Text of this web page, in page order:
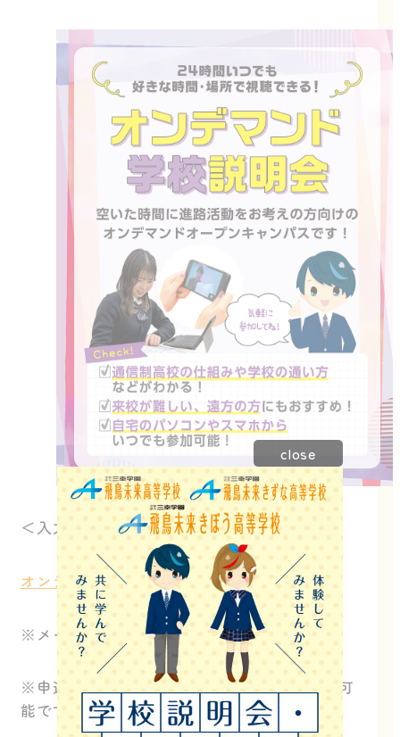
＜入力先＞
オンデマンド学校説明会 申し込みフォーム
※メールアドレスを必ずご入力ください
※申込後に届く視聴リンクはいつでも視聴が可
能です
close